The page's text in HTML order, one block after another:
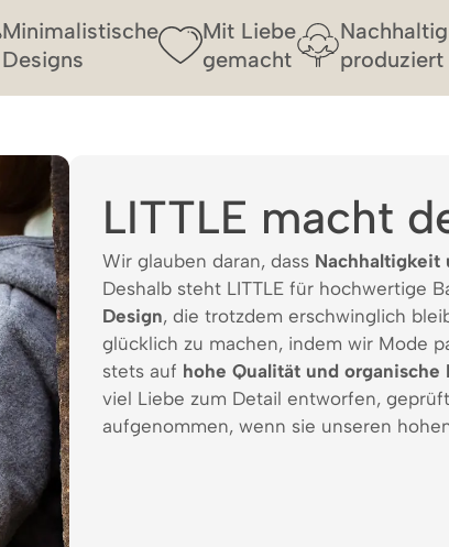
Minimalistische
Designs
Mit Liebe
gemacht
Nachhaltig
produziert
LITTLE macht
Wir glauben daran, dass Nachhaltigkeit
Deshalb steht LITTLE für hochwertige
Design, die trotzdem erschwinglich
glücklich zu machen, indem wir Mode
stets auf hohe Qualität und organische
viel Liebe zum Detail entworfen,
aufgenommen, wenn sie unseren